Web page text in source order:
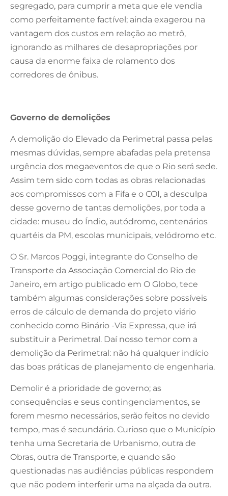
segregado, para cumprir a meta que ele vendia
como perfeitamente factível; ainda exagerou na
vantagem dos custos em relação ao metrô,
ignorando as milhares de desapropriações por
causa da enorme faixa de rolamento dos
corredores de ônibus.
Governo de demolições
A demolição do Elevado da Perimetral passa pelas
mesmas dúvidas, sempre abafadas pela pretensa
urgência dos megaeventos de que o Rio será sede.
Assim tem sido com todas as obras relacionadas
aos compromissos com a Fifa e o COI, a desculpa
desse governo de tantas demolições, por toda a
cidade: museu do Índio, autódromo, centenários
quartéis da PM, escolas municipais, velódromo etc.
O Sr. Marcos Poggi, integrante do Conselho de
Transporte da Associação Comercial do Rio de
Janeiro, em artigo publicado em O Globo, tece
também algumas considerações sobre possíveis
erros de cálculo de demanda do projeto viário
conhecido como Binário -Via Expressa, que irá
substituir a Perimetral. Daí nosso temor com a
demolição da Perimetral: não há qualquer indício
das boas práticas de planejamento de engenharia.
Demolir é a prioridade de governo; as
consequências e seus contingenciamentos, se
forem mesmo necessários, serão feitos no devido
tempo, mas é secundário. Curioso que o Município
tenha uma Secretaria de Urbanismo, outra de
Obras, outra de Transporte, e quando são
questionadas nas audiências públicas respondem
que não podem interferir uma na alçada da outra.